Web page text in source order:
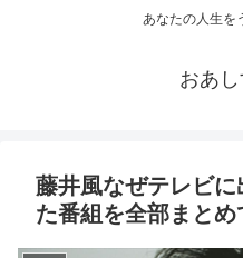
あなたの人生を
おあ
藤井風なぜテレビ
た番組を全部まとめ